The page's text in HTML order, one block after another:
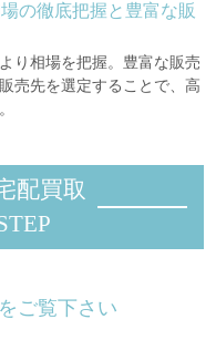
の徹底把握と豊富な販
り相場を把握。豊富な販売
売先を選定することで、高
配買取
ご覧下さい